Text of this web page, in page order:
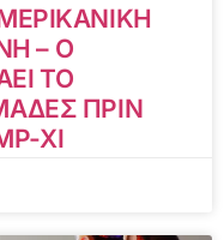
– Ο
ΤΟ
ΠΡΙΝ
XI